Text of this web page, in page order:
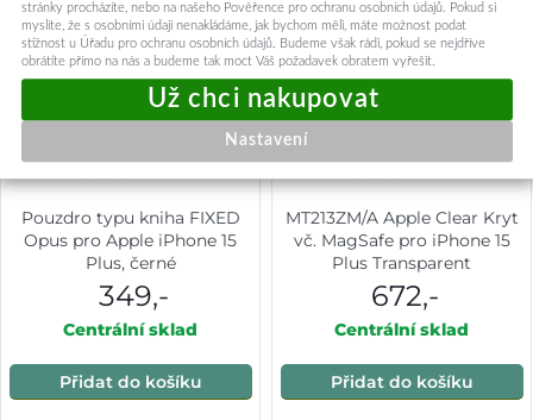
Pouzdro typu kniha FIXED
Opus pro Apple iPhone 15
Plus, černé
349,-
Centrální sklad
Přidat do košíku
MT213ZM/A Apple Clear Kryt
vč. MagSafe pro iPhone 15
Plus Transparent
672,-
Centrální sklad
Přidat do košíku
stránky procházíte, nebo na našeho Pověřence pro ochranu osobních údajů. Pokud si
myslíte, že s osobními údaji nenakládáme, jak bychom měli, máte možnost podat
stížnost u Úřadu pro ochranu osobních údajů. Budeme však rádi, pokud se nejdříve
obrátíte přímo na nás a budeme tak moct Váš požadavek obratem vyřešit.
Nastavení